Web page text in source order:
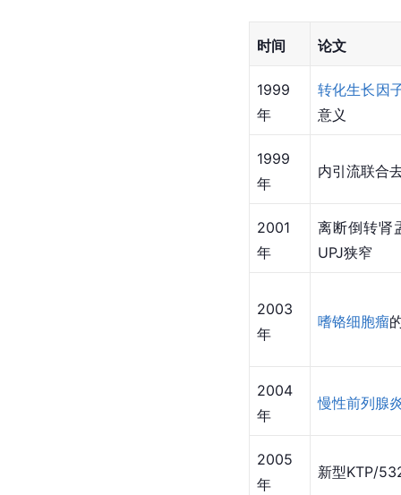
时间 论文
1999
年
转化生长因
意义
1999
年
内引流联合
2001
年
离断倒转肾
UPJ狭窄
2003
年
嗜铬细胞瘤
2004
年
慢性前列腺
2005
年
新型KTP/